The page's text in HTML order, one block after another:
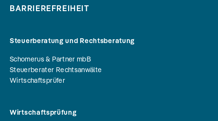
BARRIEREFREIHEIT
Steuerberatung und Rechtsberatung
Schomerus & Partner mbB
Steuerberater Rechtsanwälte
Wirtschaftsprüfer
Wirtschaftsprüfung